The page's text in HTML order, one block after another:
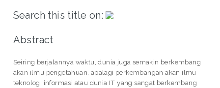
Search this title on:
Abstract
Seiring berjalannya waktu, dunia juga semakin berkembang
akan ilmu pengetahuan, apalagi perkembangan akan ilmu
teknologi informasi atau dunia IT yang sangat berkembang